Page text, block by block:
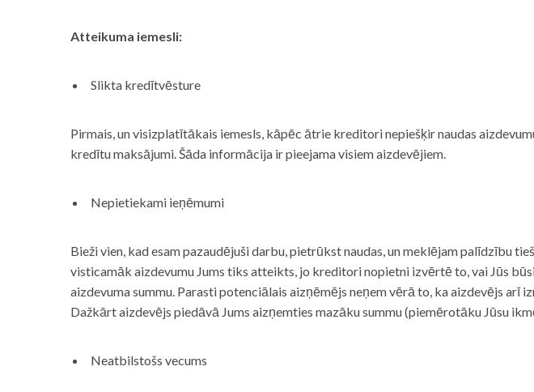
Atteikuma iemesli:
Slikta kredītvēsture
Pirmais, un visizplatītākais iemesls, kāpēc ātrie kreditori nepiešķir naudas
kredītu maksājumi. Šāda informācija ir pieejama visiem aizdevējiem.
Nepietiekami ieņēmumi
Bieži vien, kad esam pazaudējuši darbu, pietrūkst naudas, un meklējam palīdzību
visticamāk aizdevumu Jums tiks atteikts, jo kreditori nopietni izvērtē to, vai Jūs
aizdevuma summu. Parasti potenciālais aizņēmējs neņem vērā to, ka aizdevējs arī
Dažkārt aizdevējs piedāvā Jums aizņemties mazāku summu (piemērotāku Jūsu
Neatbilstošs vecums